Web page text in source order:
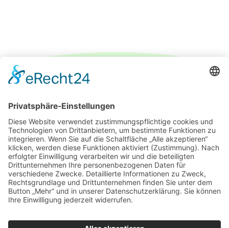
IMPRESSUM DATENSCHUTZERKLÄRUNG
PARTNER ÜBER UNS KONTAKT